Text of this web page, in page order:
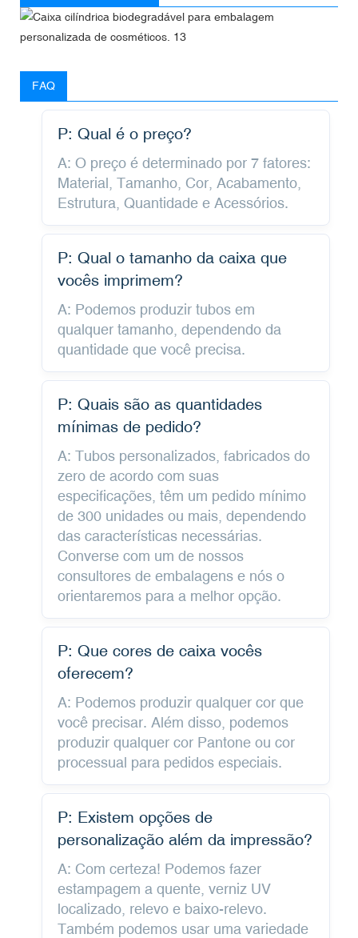
FAQ
P: Qual é o preço?
A: O preço é determinado por 7 fatores:
Material, Tamanho, Cor, Acabamento,
Estrutura, Quantidade e Acessórios.
P: Qual o tamanho da caixa que
vocês imprimem?
A: Podemos produzir tubos em
qualquer tamanho, dependendo da
quantidade que você precisa.
P: Quais são as quantidades
mínimas de pedido?
A: Tubos personalizados, fabricados do
zero de acordo com suas
especificações, têm um pedido mínimo
de 300 unidades ou mais, dependendo
das características necessárias.
Converse com um de nossos
consultores de embalagens e nós o
orientaremos para a melhor opção.
P: Que cores de caixa vocês
oferecem?
A: Podemos produzir qualquer cor que
você precisar. Além disso, podemos
produzir qualquer cor Pantone ou cor
processual para pedidos especiais.
P: Existem opções de
personalização além da impressão?
A: Com certeza! Podemos fazer
estampagem a quente, verniz UV
localizado, relevo e baixo-relevo.
Também podemos usar uma variedade